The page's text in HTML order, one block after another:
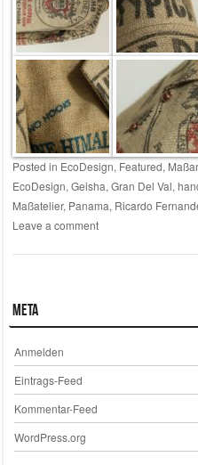
Posted in EcoDesign, Featured,
EcoDesign, Geisha, Gran Del Val,
Maßatelier, Panama, Ricardo
Leave a comment
Meta
Anmelden
Eintrags-Feed
Kommentar-Feed
WordPress.org